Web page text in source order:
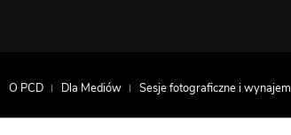
O PCD Dla Mediów Sesje fotograficzne i wynajem